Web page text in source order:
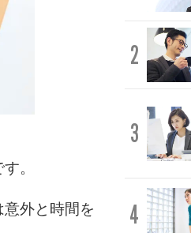
。
外と時間を
2
3
4